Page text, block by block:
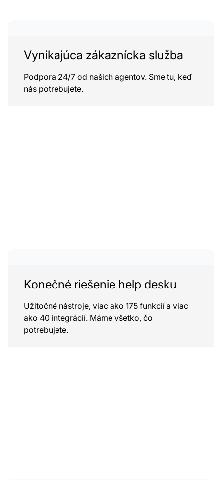
Vynikajúca zákaznícka služba
Podpora 24/7 od našich agentov. Sme tu, keď
nás potrebujete.
Konečné riešenie help desku
Užitočné nástroje, viac ako 175 funkcií a viac
ako 40 integrácií. Máme všetko, čo
potrebujete.